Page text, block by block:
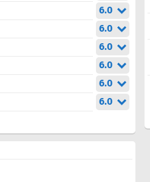
6.0
6.0
6.0
6.0
6.0
6.0